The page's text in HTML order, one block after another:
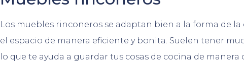
Los muebles rinconeros se adaptan bien a la forma de
el espacio de manera eficiente y bonita. Suelen tener
lo que te ayuda a guardar tus cosas de cocina de